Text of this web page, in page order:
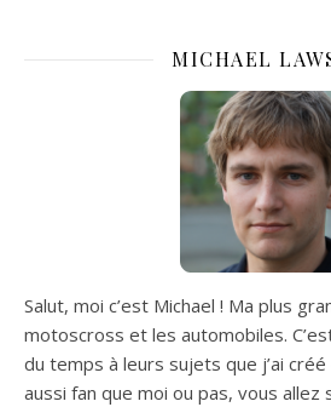
MICHAEL
Salut, moi c’est Michael ! Ma plus
motoscross et les automobiles.
du temps à leurs sujets que j’ai
aussi fan que moi ou pas, vous allez